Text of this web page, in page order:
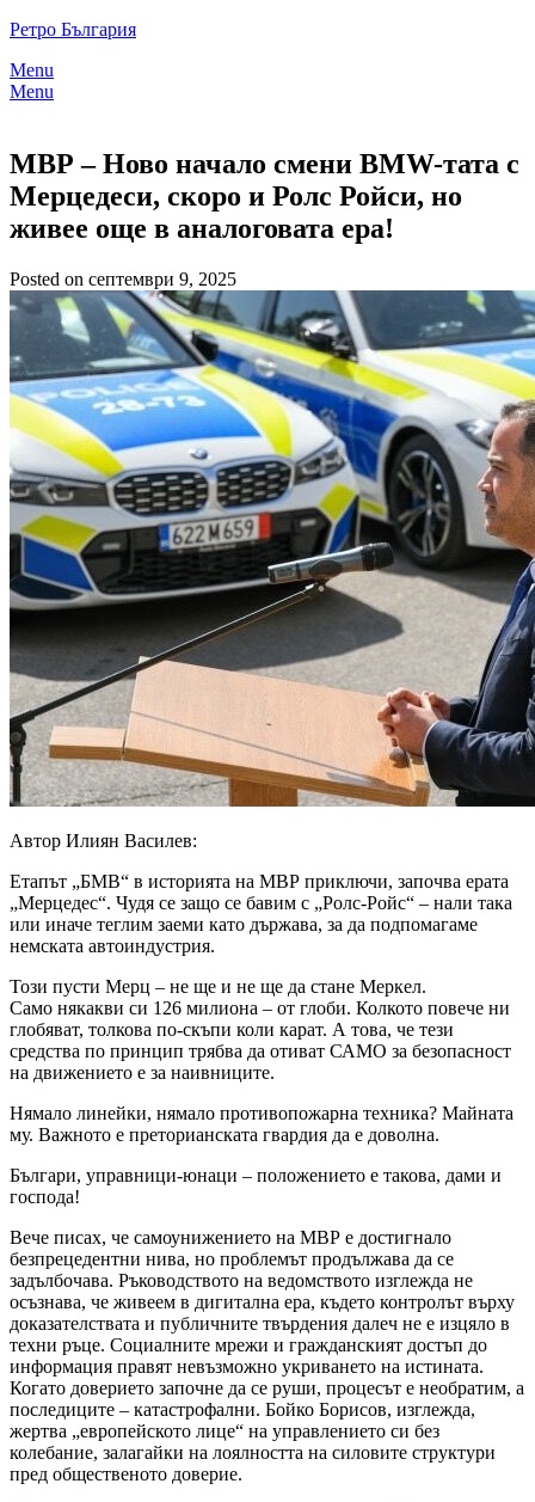
Skip
content
Ретро България
Menu
Menu
МВР – Ново начало смени BMW-тата с
Мерцедеси, скоро и Ролс Ройси, но
живее още в аналоговата ера!
Posted on септември 9, 2025
Автор Илиян Василев:
Етапът „БМВ“ в историята на МВР приключи, започва ерата
„Мерцедес“. Чудя се защо се бавим с „Ролс-Ройс“ – нали така
или иначе теглим заеми като държава, за да подпомагаме
немската автоиндустрия.
Този пусти Мерц – не ще и не ще да стане Меркел.
Само някакви си 126 милиона – от глоби. Колкото повече ни
глобяват, толкова по-скъпи коли карат. А това, че тези
средства по принцип трябва да отиват САМО за безопасност
на движението е за наивниците.
Нямало линейки, нямало противопожарна техника? Майната
му. Важното е преторианската гвардия да е доволна.
Българи, управници-юнаци – положението е такова, дами и
господа!
Вече писах, че самоунижението на МВР е достигнало
безпрецедентни нива, но проблемът продължава да се
задълбочава. Ръководството на ведомството изглежда не
осъзнава, че живеем в дигитална ера, където контролът върху
доказателствата и публичните твърдения далеч не е изцяло в
техни ръце. Социалните мрежи и гражданският достъп до
информация правят невъзможно укриването на истината.
Когато доверието започне да се руши, процесът е необратим, а
последиците – катастрофални. Бойко Борисов, изглежда,
жертва „европейското лице“ на управлението си без
колебание, залагайки на лоялността на силовите структури
пред общественото доверие.